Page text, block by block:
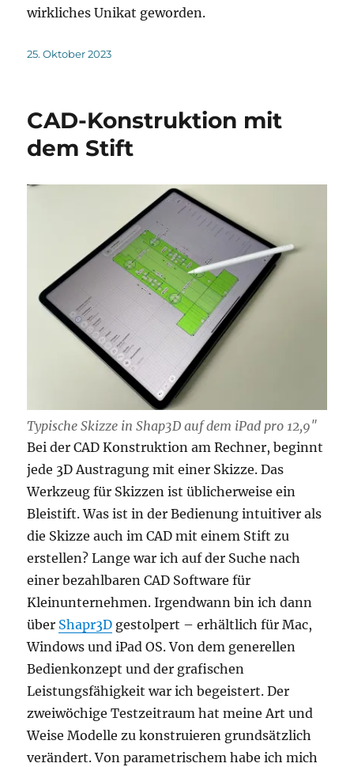
wirkliches Unikat geworden.
Veröffentlicht
25. Oktober 2023
CAD-Konstruktion mit
dem Stift
Typische Skizze in Shap3D auf dem iPad pro 12,9″
Bei der CAD Konstruktion am Rechner, beginnt
jede 3D Austragung mit einer Skizze. Das
Werkzeug für Skizzen ist üblicherweise ein
Bleistift. Was ist in der Bedienung intuitiver als
die Skizze auch im CAD mit einem Stift zu
erstellen? Lange war ich auf der Suche nach
einer bezahlbaren CAD Software für
Kleinunternehmen. Irgendwann bin ich dann
über Shapr3D gestolpert – erhältlich für Mac,
Windows und iPad OS. Von dem generellen
Bedienkonzept und der grafischen
Leistungsfähigkeit war ich begeistert. Der
zweiwöchige Testzeitraum hat meine Art und
Weise Modelle zu konstruieren grundsätzlich
verändert. Von parametrischem habe ich mich